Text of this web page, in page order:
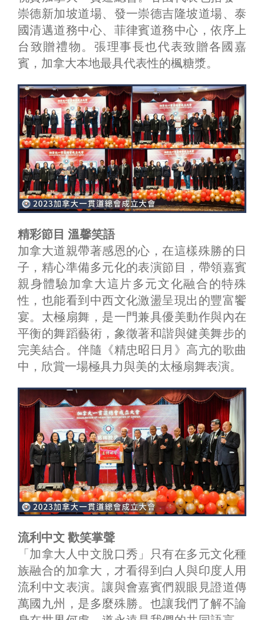
崇德新加坡道場、發一崇德吉隆坡道場、泰
國清邁道務中心、菲律賓道務中心，依序上
台致贈禮物。張理事長也代表致贈各國嘉
賓，加拿大本地最具代表性的楓糖漿。
精彩節目 溫馨笑語
加拿大道親帶著感恩的心，在這樣殊勝的日
子，精心準備多元化的表演節目，帶領嘉賓
親身體驗加拿大這片多元文化融合的特殊
性，也能看到中西文化激盪呈現出的豐富饗
宴。太極扇舞，是一門兼具優美動作與內在
平衡的舞蹈藝術，象徵著和諧與健美舞步的
完美結合。伴隨《精忠昭日月》高亢的歌曲
中，欣賞一場極具力與美的太極扇舞表演。
流利中文 歡笑掌聲
「加拿大人中文脫口秀」只有在多元文化種
族融合的加拿大，才看得到白人與印度人用
流利中文表演。讓與會嘉賓們親眼見證道傳
萬國九州，是多麼殊勝。也讓我們了解不論